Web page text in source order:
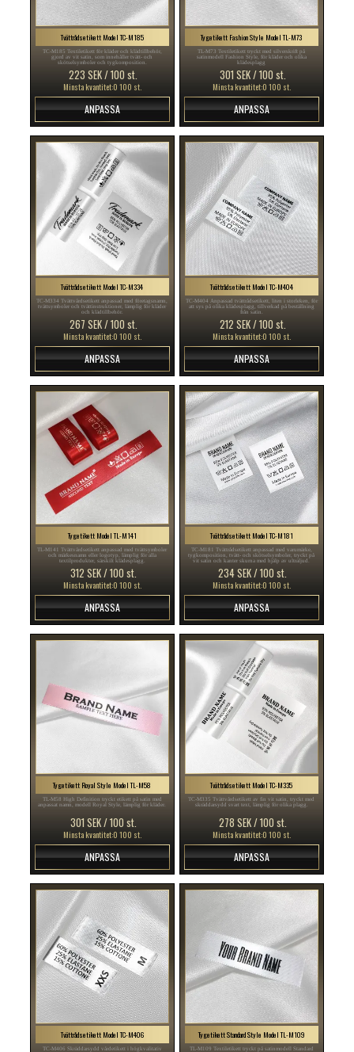
Tvättrådsetikett Model TC-M185
TC-M185 Textiletikett för kläder och klädtillbehör,
gjord av vit satin, som innehåller tvätt- och
skötselsymboler och tygkomposition.
223 SEK / 100 st.
Minsta kvantitet:0 100 st.
ANPASSA
Tygetikett Fashion Style Model TL-M73
TL-M73 Textiletikett tryckt med silverskrift på
satinmodell Fashion Style, för kläder och olika
klädesplagg
301 SEK / 100 st.
Minsta kvantitet:0 100 st.
ANPASSA
Tvättrådsetikett Model TC-M334
TC-M334 Tvättvårdsetikett anpassad med företagsnamn,
tvättsymboler och tvättinstruktioner, lämplig för kläder
och klädtillbehör.
267 SEK / 100 st.
Minsta kvantitet:0 100 st.
ANPASSA
Tvättrådsetikett Model TC-M404
TC-M404 Anpassad tvättrådsetikett, liten i storleken, för
att sys på olika klädesplagg, tillverkad på beställning
från satin.
212 SEK / 100 st.
Minsta kvantitet:0 100 st.
ANPASSA
Tygetikett Model TL-M141
TL-M141 Tvättvårdsetikett anpassad med tvättsymboler
och märkesnamn eller logotyp, lämplig för alla
textilprodukter, särskilt klädesplagg.
312 SEK / 100 st.
Minsta kvantitet:0 100 st.
ANPASSA
Tvättrådsetikett Model TC-M181
TC-M181 Tvättrådsetikett anpassad med varumärke,
tygkomposition, tvätt- och skötselsymboler, tryckt på
vit satin och kanter skurna med hjälp av ultraljud.
234 SEK / 100 st.
Minsta kvantitet:0 100 st.
ANPASSA
Tygetikett Royal Style Model TL-M58
TL-M58 High Definition tryckt etikett på satin med
anpassat namn, modell Royal Style, lämplig för kläder.
301 SEK / 100 st.
Minsta kvantitet:0 100 st.
ANPASSA
Tvättrådsetikett Model TC-M335
TC-M335 Tvättvårdsetikett av fin vit satin, tryckt med
skräddarsydd svart text, lämplig för olika plagg.
278 SEK / 100 st.
Minsta kvantitet:0 100 st.
ANPASSA
Tvättrådsetikett Model TC-M406
TC-M406 Skräddarsydd vårdetikett i högkvalitativ
Tygetikett Standard Style Model TL-M109
TL-M109 Textiletikett tryckt på satinmodell Standard